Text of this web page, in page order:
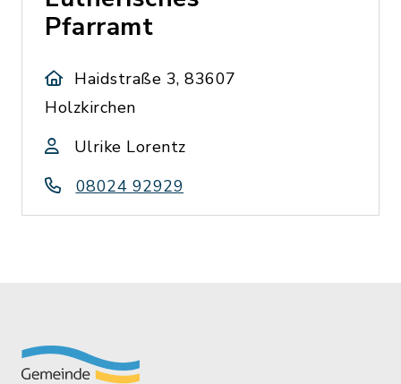
Pfarramt
Haidstraße 3, 83607
Holzkirchen
Ulrike Lorentz
08024 92929